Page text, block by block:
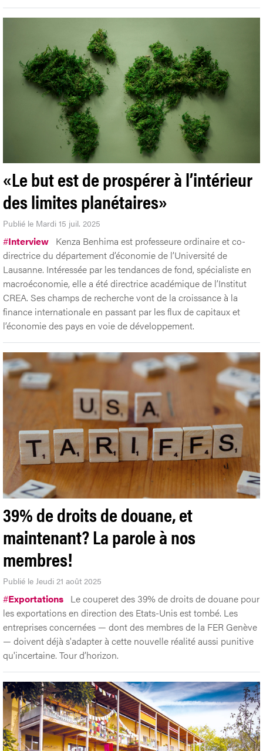
«Le but est de prospérer à l’intérieur
des limites planétaires»
Publié le Mardi 15 juil. 2025
#Interview Kenza Benhima est professeure ordinaire et co-
directrice du département d’économie de l’Université de
Lausanne. Intéressée par les tendances de fond, spécialiste en
macroéconomie, elle a été directrice académique de l’Institut
CREA. Ses champs de recherche vont de la croissance à la
finance internationale en passant par les flux de capitaux et
l’économie des pays en voie de développement.
39% de droits de douane, et
maintenant? La parole à nos
membres!
Publié le Jeudi 21 août 2025
#Exportations Le couperet des 39% de droits de douane pour
les exportations en direction des Etats-Unis est tombé. Les
entreprises concernées — dont des membres de la FER Genève
— doivent déjà s'adapter à cette nouvelle réalité aussi punitive
qu'incertaine. Tour d’horizon.